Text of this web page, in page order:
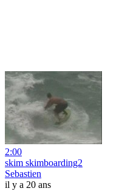
2:00
skim skimboarding2
Sebastien
il y a 20 ans